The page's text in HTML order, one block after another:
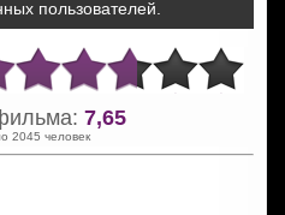
пользователей.
7,65
2045 человек